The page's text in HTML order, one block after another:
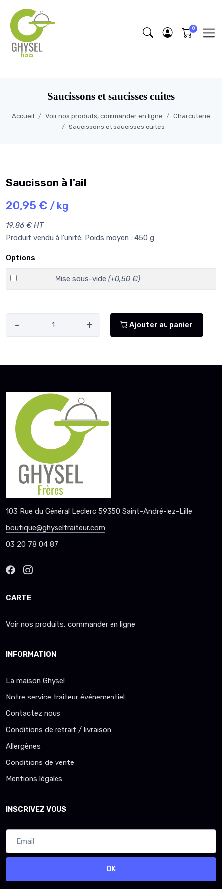
Saucissons et saucisses cuites
Accueil Voir nos produits, commander en ligne
Charcuterie
Saucissons et saucisses cuites
Saucisson à l'ail
20,95 € / kg
19,86 € HT
Produit vendu à l'unité. Poids moyen : 450 g
Options
Mise sous-vide (+0,50 €)
- + Ajouter au panier
103 Rue du Général Leclerc 59350 Saint-André-lez-Lille
boutique@ghyseltraiteur.com
03 20 78 04 87
CARTE
Voir nos produits, commander en ligne
INFORMATION
La maison Ghysel
Notre service traiteur événementiel
Contactez nous
Conditions de retrait / livraison
Allergènes
Conditions de vente
Mentions légales
INSCRIVEZ VOUS
OK